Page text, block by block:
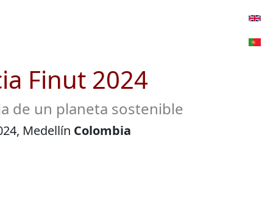
Finut 2024
de un planeta sostenible
Medellín Colombia